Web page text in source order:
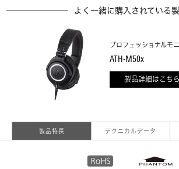
よく一緒に購入されている
プロフェッショナルモ
ATH-M50x
製品詳細はこちら
製品特長 テクニカルデータ